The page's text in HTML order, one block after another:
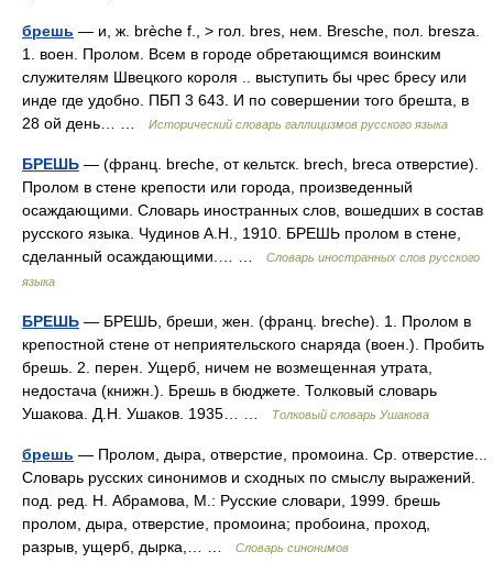
брешь — и, ж. brèche f., > гол. bres, нем. Bresche, пол. bresza.
1. воен. Пролом. Всем в городе обретающимся воинским
служителям Швецкого короля .. выступить бы чрес бресу или
инде где удобно. ПБП 3 643. И по совершении того брешта, в
28 ой день… …
Исторический словарь галлицизмов русского языка
БРЕШЬ — (франц. breche, от кельтск. brech, breca отверстие).
Пролом в стене крепости или города, произведенный
осаждающими. Словарь иностранных слов, вошедших в состав
русского языка. Чудинов А.Н., 1910. БРЕШЬ пролом в стене,
сделанный осаждающими.… …
Словарь иностранных слов русского
языка
БРЕШЬ — БРЕШЬ, бреши, жен. (франц. breche). 1. Пролом в
крепостной стене от неприятельского снаряда (воен.). Пробить
брешь. 2. перен. Ущерб, ничем не возмещенная утрата,
недостача (книжн.). Брешь в бюджете. Толковый словарь
Ушакова. Д.Н. Ушаков. 1935… …
Толковый словарь Ушакова
брешь — Пролом, дыра, отверстие, промоина. Ср. отверстие...
Словарь русских синонимов и сходных по смыслу выражений.
под. ред. Н. Абрамова, М.: Русские словари, 1999. брешь
пролом, дыра, отверстие, промоина; пробоина, проход,
разрыв, ущерб, дырка,… …
Словарь синонимов